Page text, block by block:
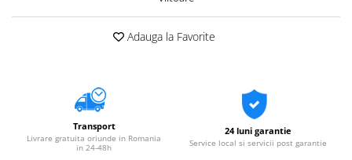
Adauga la Favorite
Transport
Livrare gratuita oriunde in Romania
in 24-48h
24 luni garantie
Service local si servicii post garantie